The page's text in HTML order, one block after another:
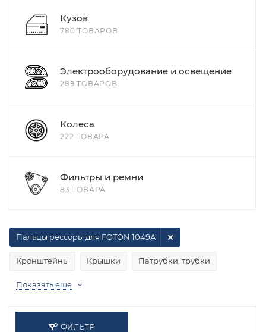
Кузов
780 ТОВАРОВ
Электрооборудование и освещение
289 ТОВАРОВ
Колеса
222 ТОВАРА
Фильтры и ремни
83 ТОВАРА
Кронштейны Крышки Патрубки, трубки
Пальцы рессоры для FOTON 1049A
Показать еще
ФИЛЬТР